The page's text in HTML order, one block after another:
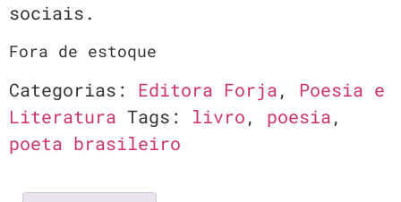
sociais.
Fora de estoque
Categorias: Editora Forja, Poesia e
Literatura Tags: livro, poesia,
poeta brasileiro